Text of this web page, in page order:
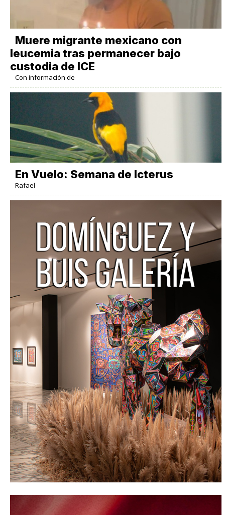
Muere migrante mexicano con
leucemia tras permanecer bajo
custodia de ICE
Con información de
En Vuelo: Semana de Icterus
Rafael